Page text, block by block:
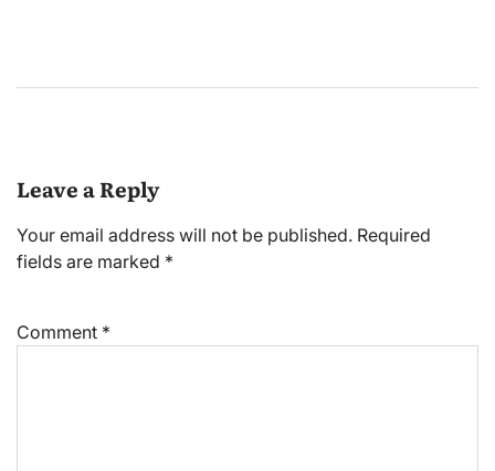
Leave a Reply
Your email address will not be published. Required
fields are marked *
Comment *